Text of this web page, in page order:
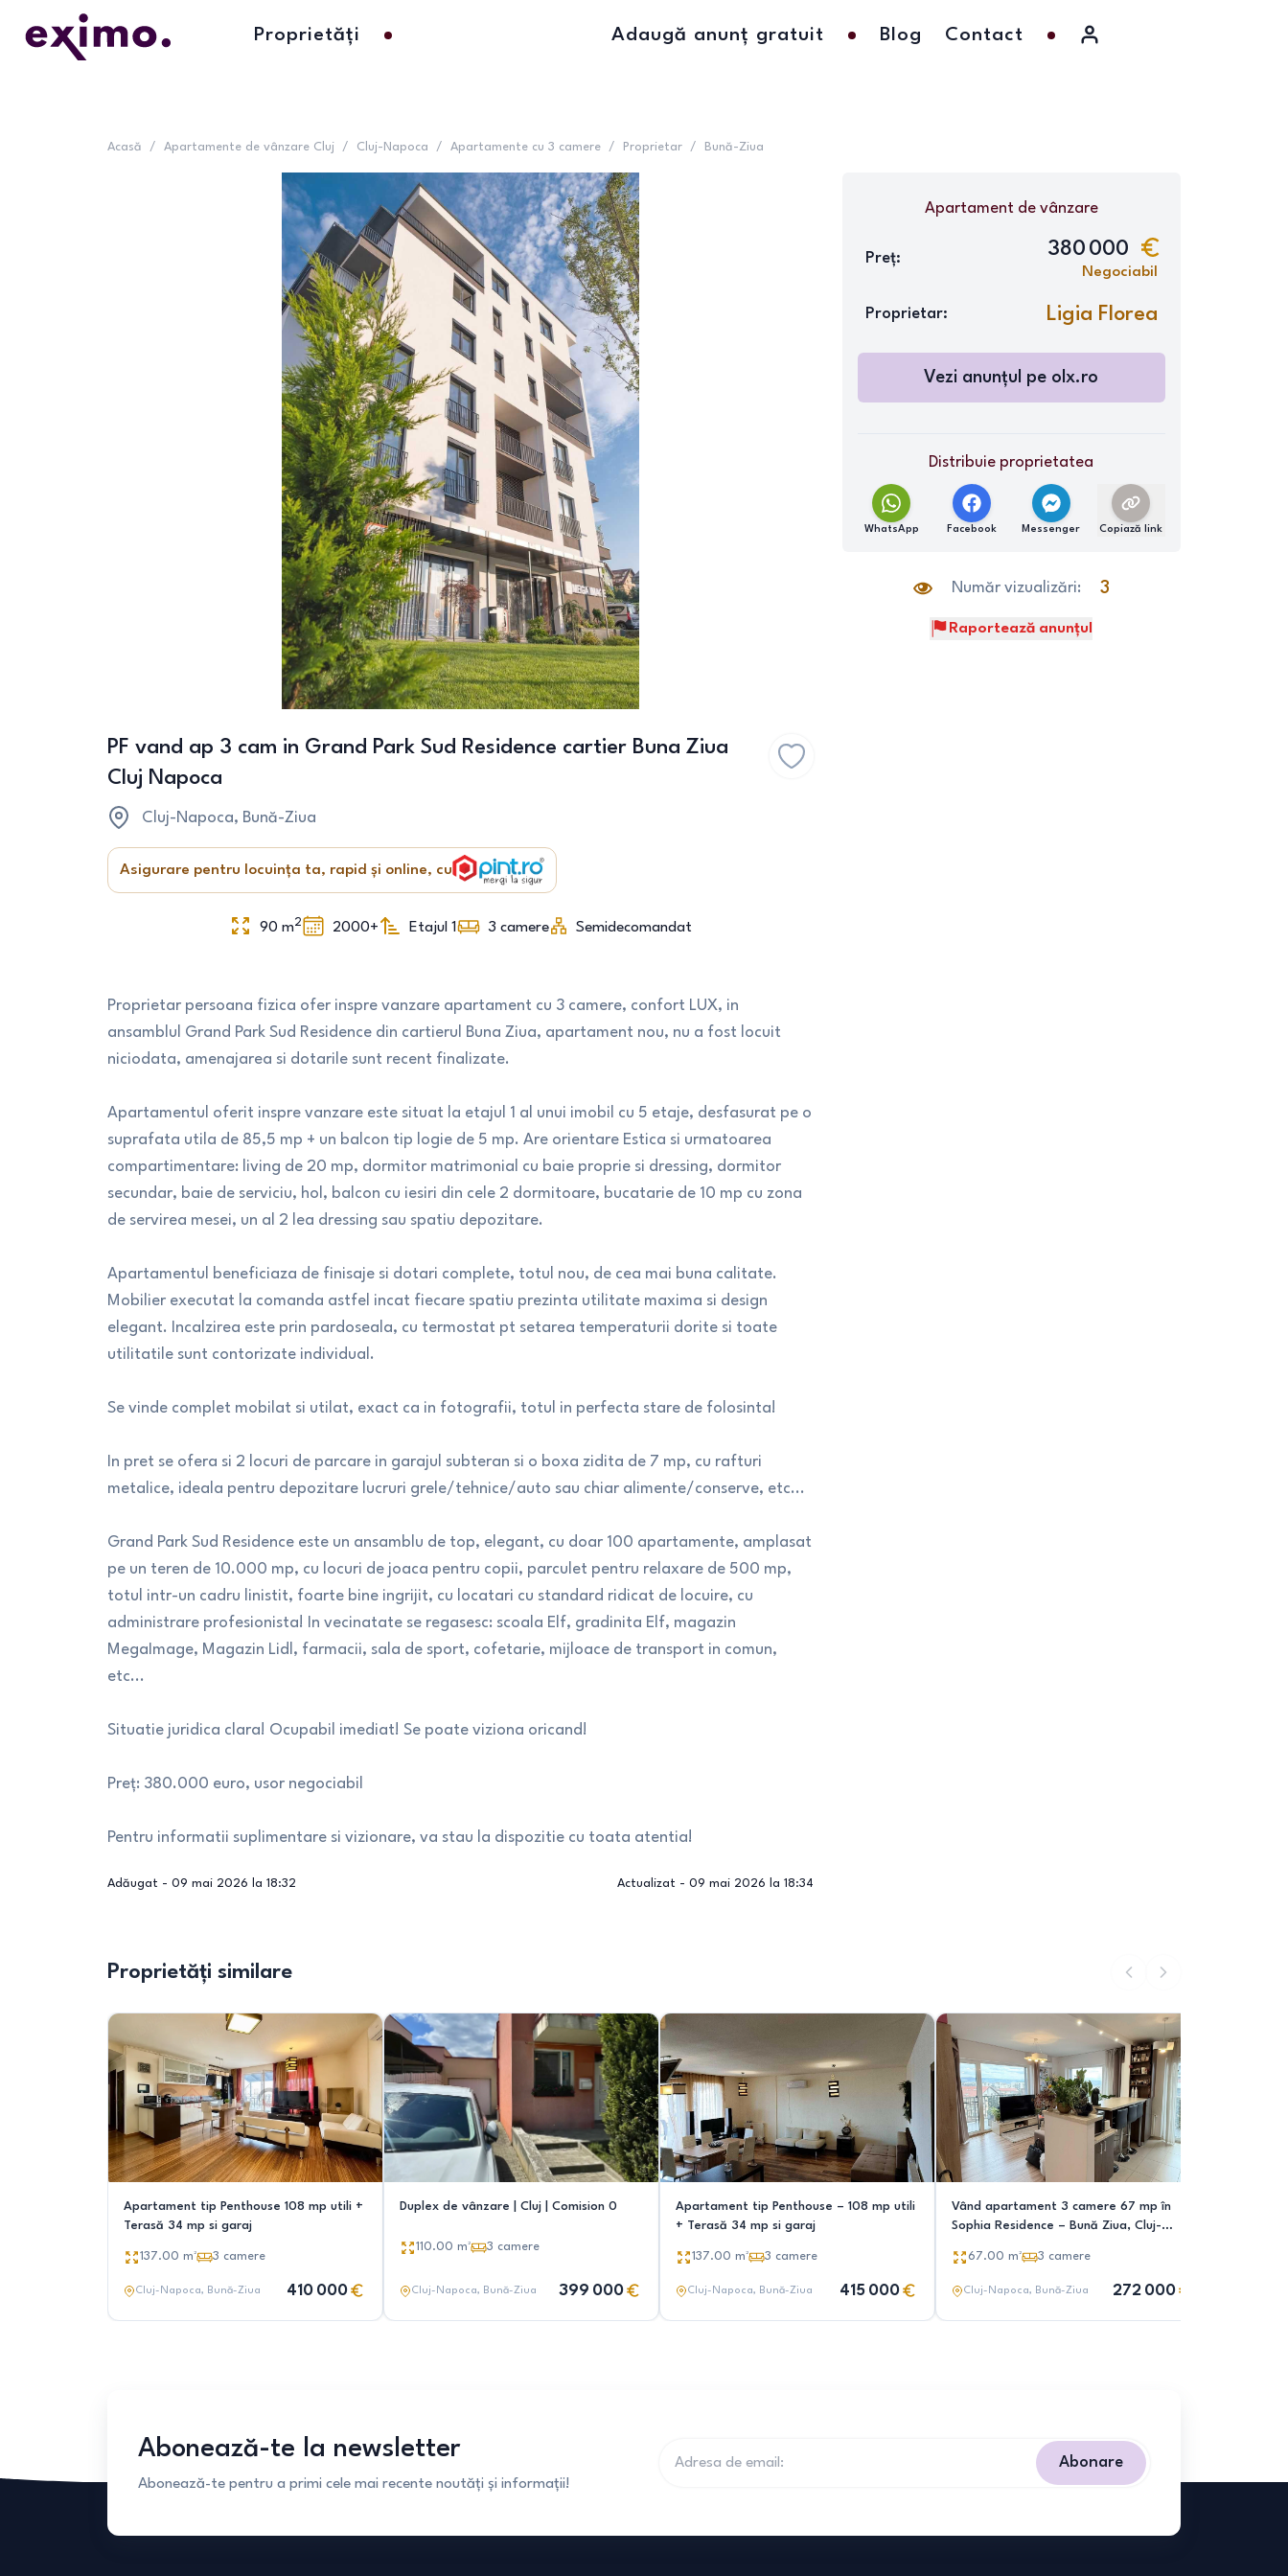
Proprietăți Adaugă anunț gratuit Blog Contact
Acasă / Apartamente de vânzare Cluj / Cluj-Napoca / Apartamente cu 3 camere / Proprietar / Bună-Ziua
PF vand ap 3 cam in Grand Park Sud Residence cartier Buna Ziua
Cluj Napoca
Cluj-Napoca, Bună-Ziua
Asigurare pentru locuința ta, rapid și online, cu
90 m2 2000+ Etajul 1 3 camere Semidecomandat
Proprietar persoana fizica ofer inspre vanzare apartament cu 3 camere, confort LUX, in
ansamblul Grand Park Sud Residence din cartierul Buna Ziua, apartament nou, nu a fost locuit
niciodata, amenajarea si dotarile sunt recent finalizate.
Apartamentul oferit inspre vanzare este situat la etajul 1 al unui imobil cu 5 etaje, desfasurat pe o
suprafata utila de 85,5 mp + un balcon tip logie de 5 mp. Are orientare Estica si urmatoarea
compartimentare: living de 20 mp, dormitor matrimonial cu baie proprie si dressing, dormitor
secundar, baie de serviciu, hol, balcon cu iesiri din cele 2 dormitoare, bucatarie de 10 mp cu zona
de servirea mesei, un al 2 lea dressing sau spatiu depozitare.
Apartamentul beneficiaza de finisaje si dotari complete, totul nou, de cea mai buna calitate.
Mobilier executat la comanda astfel incat fiecare spatiu prezinta utilitate maxima si design
elegant. Incalzirea este prin pardoseala, cu termostat pt setarea temperaturii dorite si toate
utilitatile sunt contorizate individual.
Se vinde complet mobilat si utilat, exact ca in fotografii, totul in perfecta stare de folosinta!
In pret se ofera si 2 locuri de parcare in garajul subteran si o boxa zidita de 7 mp, cu rafturi
metalice, ideala pentru depozitare lucruri grele/tehnice/auto sau chiar alimente/conserve, etc...
Grand Park Sud Residence este un ansamblu de top, elegant, cu doar 100 apartamente, amplasat
pe un teren de 10.000 mp, cu locuri de joaca pentru copii, parculet pentru relaxare de 500 mp,
totul intr-un cadru linistit, foarte bine ingrijit, cu locatari cu standard ridicat de locuire, cu
administrare profesionista! In vecinatate se regasesc: scoala Elf, gradinita Elf, magazin
MegaImage, Magazin Lidl, farmacii, sala de sport, cofetarie, mijloace de transport in comun,
etc...
Situatie juridica clara! Ocupabil imediat! Se poate viziona oricand!
Preț: 380.000 euro, usor negociabil
Pentru informatii suplimentare si vizionare, va stau la dispozitie cu toata atentia!
Adăugat - 09 mai 2026 la 18:32 Actualizat - 09 mai 2026 la 18:34
Apartamentde vânzare
Preț: 380 000
Negociabil
Proprietar: Ligia Florea
Vezi anunțul pe olx.ro
Distribuie proprietatea
WhatsApp Facebook Messenger Copiază link
Număr vizualizări: 3
Raportează anunțul
Proprietăți similare
Apartament tip Penthouse 108 mp utili +
Terasă 34 mp si garaj
137.00 m² 3 camere
Cluj-Napoca, Bună-Ziua 410 000
Duplex de vânzare | Cluj | Comision 0
110.00 m² 3 camere
Cluj-Napoca, Bună-Ziua 399 000
Apartament tip Penthouse – 108 mp utili
+ Terasă 34 mp si garaj
137.00 m² 3 camere
Cluj-Napoca, Bună-Ziua 415 000
Vând apartament 3 camere 67 mp în
Sophia Residence – Bună Ziua, Cluj-
67.00 m² 3 camere
Cluj-Napoca, Bună-Ziua 272 000
Abonează-te la newsletter
Abonează-te pentru a primi cele mai recente noutăți și informații!
Abonare